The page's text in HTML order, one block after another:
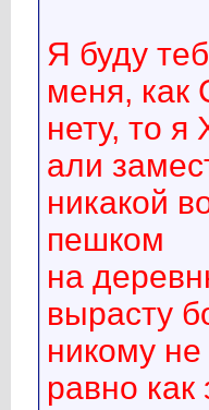
Я буду
меня, как
нету, то я
али
никакой
пешком
на
вырасту
никому
равно